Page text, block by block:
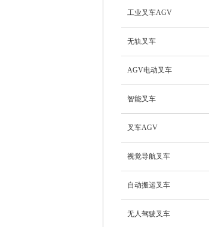
工业叉车AGV
无轨叉车
AGV电动叉车
智能叉车
叉车AGV
视觉导航叉车
自动搬运叉车
无人驾驶叉车